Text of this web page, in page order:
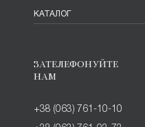
КАТАЛОГ
ЗАТЕЛЕФОНУЙТЕ
НАМ
+38 (063) 761-10-10